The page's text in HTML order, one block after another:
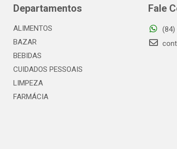
Departamentos
ALIMENTOS
BAZAR
BEBIDAS
CUIDADOS PESSOAIS
LIMPEZA
FARMÁCIA
Fale
(84)